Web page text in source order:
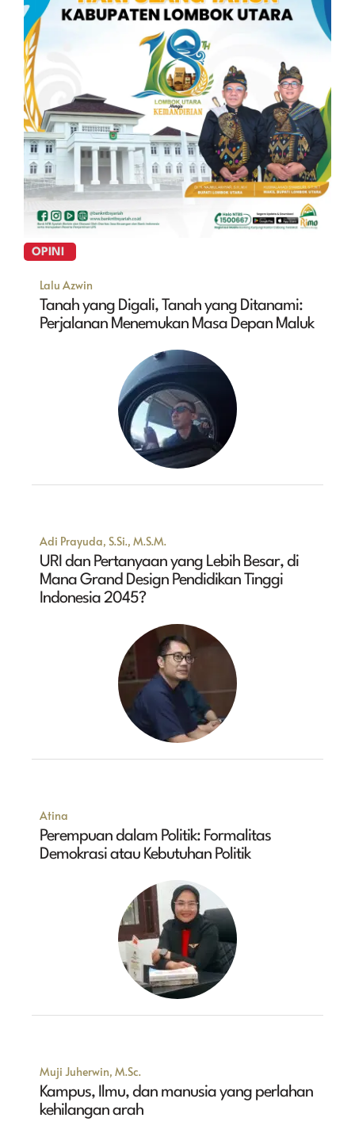
OPINI
Lalu Azwin
Tanah yang Digali, Tanah yang Ditanami:
Perjalanan Menemukan Masa Depan Maluk
Adi Prayuda, S.Si., M.S.M.
URI dan Pertanyaan yang Lebih Besar, di
Mana Grand Design Pendidikan Tinggi
Indonesia 2045?
Atina
Perempuan dalam Politik: Formalitas
Demokrasi atau Kebutuhan Politik
Muji Juherwin, M.Sc.
Kampus, Ilmu, dan manusia yang perlahan
kehilangan arah